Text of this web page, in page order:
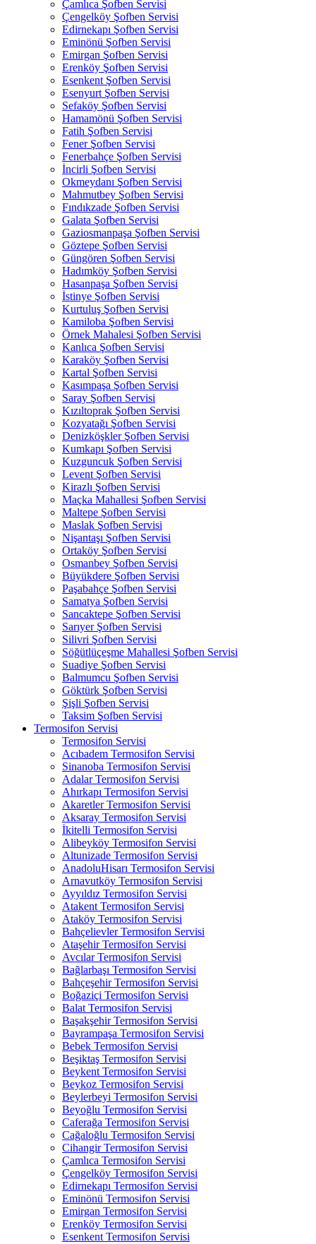
Çamlıca Şofben Servisi
Çengelköy Şofben Servisi
Edirnekapı Şofben Servisi
Eminönü Şofben Servisi
Emirgan Şofben Servisi
Erenköy Şofben Servisi
Esenkent Şofben Servisi
Esenyurt Şofben Servisi
Sefaköy Şofben Servisi
Hamamönü Şofben Servisi
Fatih Şofben Servisi
Fener Şofben Servisi
Fenerbahçe Şofben Servisi
İncirli Şofben Servisi
Okmeydanı Şofben Servisi
Mahmutbey Şofben Servisi
Fındıkzade Şofben Servisi
Galata Şofben Servisi
Gaziosmanpaşa Şofben Servisi
Göztepe Şofben Servisi
Güngören Şofben Servisi
Hadımköy Şofben Servisi
Hasanpaşa Şofben Servisi
İstinye Şofben Servisi
Kurtuluş Şofben Servisi
Kamiloba Şofben Servisi
Örnek Mahalesi Şofben Servisi
Kanlıca Şofben Servisi
Karaköy Şofben Servisi
Kartal Şofben Servisi
Kasımpaşa Şofben Servisi
Saray Şofben Servisi
Kızıltoprak Şofben Servisi
Kozyatağı Şofben Servisi
Denizköşkler Şofben Servisi
Kumkapı Şofben Servisi
Kuzguncuk Şofben Servisi
Levent Şofben Servisi
Kirazlı Şofben Servisi
Maçka Mahallesi Şofben Servisi
Maltepe Şofben Servisi
Maslak Şofben Servisi
Nişantaşı Şofben Servisi
Ortaköy Şofben Servisi
Osmanbey Şofben Servisi
Büyükdere Şofben Servisi
Paşabahçe Şofben Servisi
Samatya Şofben Servisi
Sancaktepe Şofben Servisi
Sarıyer Şofben Servisi
Silivri Şofben Servisi
Söğütlüçeşme Mahallesi Şofben Servisi
Suadiye Şofben Servisi
Balmumcu Şofben Servisi
Göktürk Şofben Servisi
Şişli Şofben Servisi
Taksim Şofben Servisi
Termosifon Servisi
Termosifon Servisi
Acıbadem Termosifon Servisi
Sinanoba Termosifon Servisi
Adalar Termosifon Servisi
Ahırkapı Termosifon Servisi
Akaretler Termosifon Servisi
Aksaray Termosifon Servisi
İkitelli Termosifon Servisi
Alibeyköy Termosifon Servisi
Altunizade Termosifon Servisi
AnadoluHisarı Termosifon Servisi
Arnavutköy Termosifon Servisi
Ayyıldız Termosifon Servisi
Atakent Termosifon Servisi
Ataköy Termosifon Servisi
Bahçelievler Termosifon Servisi
Ataşehir Termosifon Servisi
Avcılar Termosifon Servisi
Bağlarbaşı Termosifon Servisi
Bahçeşehir Termosifon Servisi
Boğaziçi Termosifon Servisi
Balat Termosifon Servisi
Başakşehir Termosifon Servisi
Bayrampaşa Termosifon Servisi
Bebek Termosifon Servisi
Beşiktaş Termosifon Servisi
Beykent Termosifon Servisi
Beykoz Termosifon Servisi
Beylerbeyi Termosifon Servisi
Beyoğlu Termosifon Servisi
Caferağa Termosifon Servisi
Cağaloğlu Termosifon Servisi
Cihangir Termosifon Servisi
Çamlıca Termosifon Servisi
Çengelköy Termosifon Servisi
Edirnekapı Termosifon Servisi
Eminönü Termosifon Servisi
Emirgan Termosifon Servisi
Erenköy Termosifon Servisi
Esenkent Termosifon Servisi